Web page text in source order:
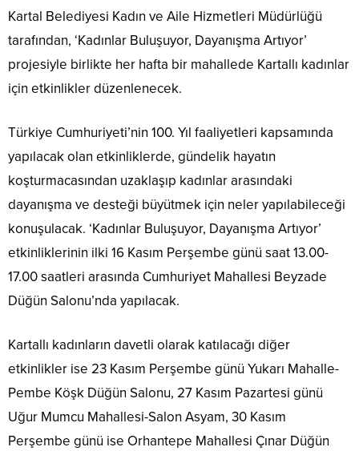
Kartal Belediyesi Kadın ve Aile Hizmetleri Müdürlüğü
tarafından, ‘Kadınlar Buluşuyor, Dayanışma Artıyor’
projesiyle birlikte her hafta bir mahallede Kartallı kadınlar
için etkinlikler düzenlenecek.
Türkiye Cumhuriyeti’nin 100. Yıl faaliyetleri kapsamında
yapılacak olan etkinliklerde, gündelik hayatın
koşturmacasından uzaklaşıp kadınlar arasındaki
dayanışma ve desteği büyütmek için neler yapılabileceği
konuşulacak. ‘Kadınlar Buluşuyor, Dayanışma Artıyor’
etkinliklerinin ilki 16 Kasım Perşembe günü saat 13.00-
17.00 saatleri arasında Cumhuriyet Mahallesi Beyzade
Düğün Salonu’nda yapılacak.
Kartallı kadınların davetli olarak katılacağı diğer
etkinlikler ise 23 Kasım Perşembe günü Yukarı Mahalle-
Pembe Köşk Düğün Salonu, 27 Kasım Pazartesi günü
Uğur Mumcu Mahallesi-Salon Asyam, 30 Kasım
Perşembe günü ise Orhantepe Mahallesi Çınar Düğün